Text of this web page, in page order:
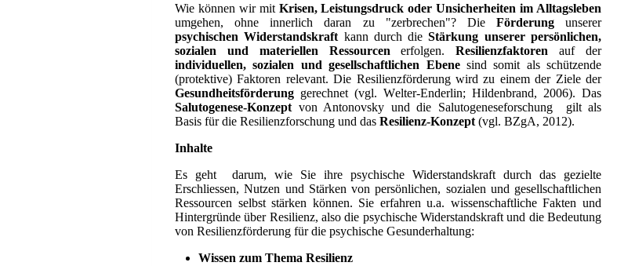
Wie können wir mit Krisen, Leistungsdruck oder Unsicherheiten im Alltagsleben
umgehen, ohne innerlich daran zu "zerbrechen"? Die Förderungunserer
psychischen Widerstandskraft kann durch dieStärkung unserer persönlichen,
sozialen und materiellen Ressourcen erfolgen.Resilienzfaktoren auf der
individuellen, sozialen und gesellschaftlichen Ebenesind somit als schützende
(protektive) Faktoren relevant. Die Resilienzförderung wird zu einem der Ziele der
Gesundheitsförderung gerechnet (vgl. Welter-Enderlin; Hildenbrand, 2006). Das
Salutogenese-Konzept von Antonovsky und die Salutogeneseforschung gilt als
Basis für die Resilienzforschung und das Resilienz-Konzept (vgl. BZgA, 2012).
Inhalte
Es geht darum, wie Sie ihre psychische Widerstandskraft durch das gezielte
Erschliessen, Nutzen und Stärken von persönlichen, sozialen und gesellschaftlichen
Ressourcen selbst stärken können. Sie erfahrenu.a. wissenschaftliche Fakten und
Hintergründe über Resilienz, also die psychische Widerstandskraft und die Bedeutung
von Resilienzförderung für die psychische Gesunderhaltung:
Wissen zum Thema Resilienz